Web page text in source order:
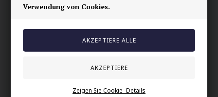
Verwendung von Cookies.
Zeigen Sie Cookie -Details
Ihre Sicherheit